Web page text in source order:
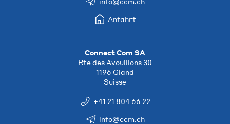
Anfahrt
Connect Com SA
Rte des Avouillons 30
1196 Gland
Suisse
+41 21 804 66 22
info@ccm.ch